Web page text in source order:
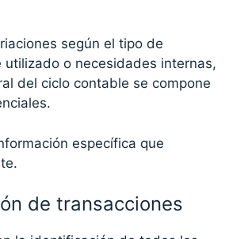
según el tipo de
o necesidades internas,
del ciclo contable se compone
específica que
de transacciones